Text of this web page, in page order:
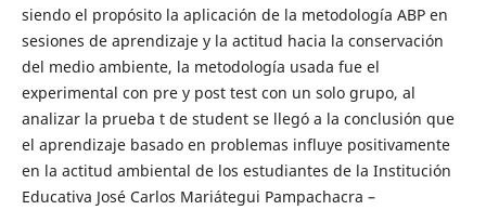
siendo el propósito la aplicación de la metodología ABP en
sesiones de aprendizaje y la actitud hacia la conservación
del medio ambiente, la metodología usada fue el
experimental con pre y post test con un solo grupo, al
analizar la prueba t de student se llegó a la conclusión que
el aprendizaje basado en problemas influye positivamente
en la actitud ambiental de los estudiantes de la Institución
Educativa José Carlos Mariátegui Pampachacra –